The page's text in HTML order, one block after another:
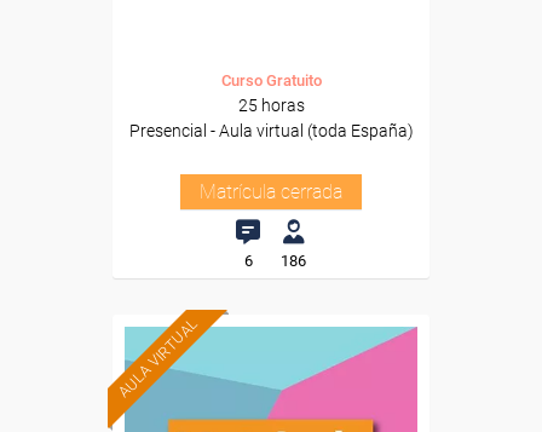
Curso Gratuito
25 horas
Presencial - Aula virtual (toda España)
Matrícula cerrada
6 186
AULA VIRTUAL